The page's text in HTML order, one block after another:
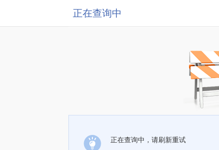
正在查询中
正在查询中，请刷新重试